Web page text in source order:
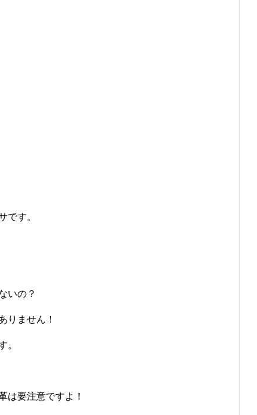
です。
いの？
りません！
。
は要注意ですよ！